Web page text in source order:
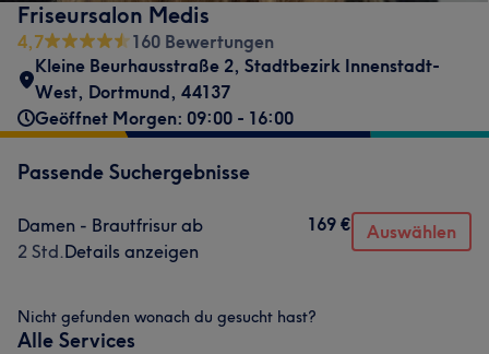
Friseursalon Medis
4,7
160 Bewertungen
Kleine Beurhausstraße 2, Stadtbezirk Innenstadt-
West, Dortmund, 44137
Geöffnet Morgen: 09:00 - 16:00
Passende Suchergebnisse
Damen - Brautfrisur ab
2 Std.Details anzeigen
169 € Auswählen
Nicht gefunden wonach du gesucht hast?
Alle Services